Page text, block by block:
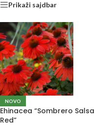
Prikaži sajdbar
NOVO
Ehinacea “Sombrero Salsa
Red”